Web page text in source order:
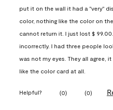
put it on the wall it had a "very"
color, nothing like the color on
cannot return it. I just lost $
incorrectly. I had three people
was not my eyes. They all agree,
like the color card at all.
Helpful? (0) (0)